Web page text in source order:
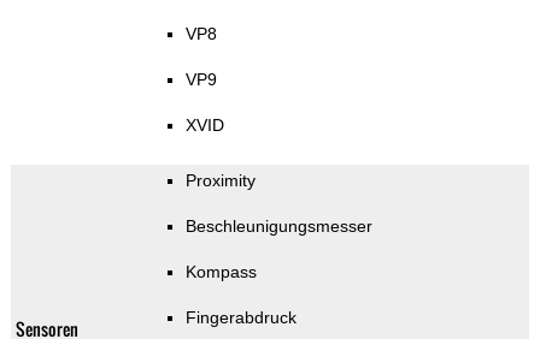
VP8
VP9
XVID
Sensoren
Proximity
Beschleunigungsmesser
Kompass
Fingerabdruck